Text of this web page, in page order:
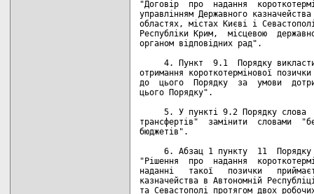
"Договір  про  надання
управлінням Державного
областях, містах Києві і
Республіки Крим,  місцевою
органом відповідних рад".
4. Пункт  9.1  Порядку
отримання короткотермінової
до  цього  Порядку  за  умови
цього Порядку".
5. У пункті 9.2 Порядку слова
трансфертів"  замінити  словами
бюджетів".
6. Абзац 1 пункту  11
"Рішення  про  надання
наданні   такої   позички
казначейства в Автономній
та Севастополі протягом двох